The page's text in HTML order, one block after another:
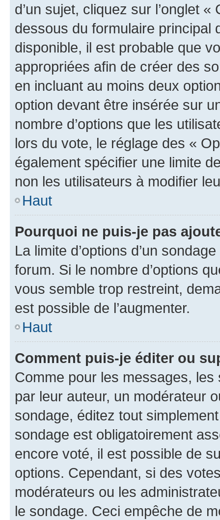
d’un sujet, cliquez sur l’onglet
dessous du formulaire principal
disponible, il est probable que
appropriées afin de créer des
en incluant au moins deux
option devant être insérée sur
nombre d’options que les
lors du vote, le réglage des «
également spécifier une limite
non les utilisateurs à modifier
Haut
Pourquoi ne puis-je pas
La limite d’options d’un
forum. Si le nombre d’options
vous semble trop restreint,
est possible de l’augmenter.
Haut
Comment puis-je éditer ou
Comme pour les messages,
par leur auteur, un modérateur
sondage, éditez tout
sondage est obligatoirement
encore voté, il est possible de
options. Cependant, si des
modérateurs ou les
le sondage. Ceci empêche de